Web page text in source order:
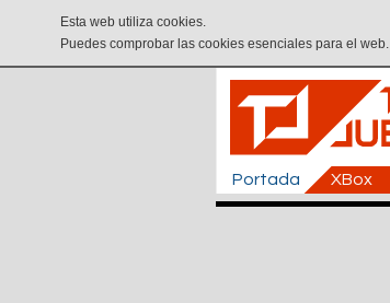
Esta web utiliza cookies.
Puedes comprobar las cookies esenciales para el web.
Portada XBox